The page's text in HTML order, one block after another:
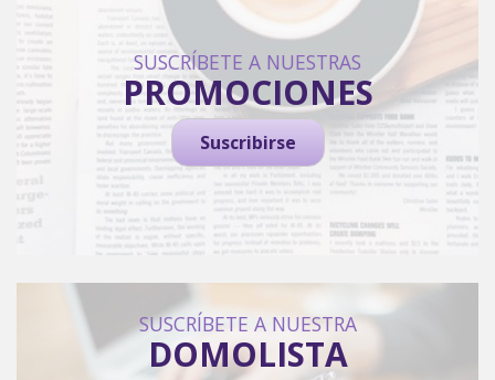
SUSCRÍBETE A NUESTRAS
PROMOCIONES
Suscribirse
SUSCRÍBETE A NUESTRA
DOMOLISTA